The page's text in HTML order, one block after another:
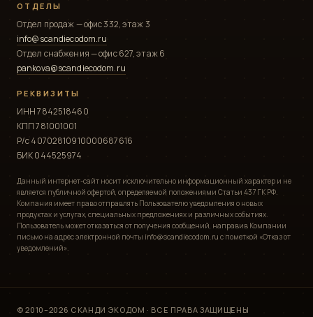
ОТДЕЛЫ
Отдел продаж — офис 332, этаж 3
info@scandiecodom.ru
Отдел снабжения — офис 627, этаж 6
pankova@scandiecodom.ru
РЕКВИЗИТЫ
ИНН 7842518460
КПП 781001001
Р/с 40702810910000687616
БИК 044525974
Данный интернет-сайт носит исключительно информационный характер и не
является публичной офертой, определяемой положениями Статьи 437 ГК РФ.
Компания имеет право отправлять Пользователю уведомления о новых
продуктах и услугах, специальных предложениях и различных событиях.
Пользователь может отказаться от получения сообщений, направив Компании
письмо на адрес электронной почты info@scandiecodom.ru с пометкой «Отказ от
уведомлений».
© 2010–2026 СКАНДИ ЭКОДОМ · ВСЕ ПРАВА ЗАЩИЩЕНЫ